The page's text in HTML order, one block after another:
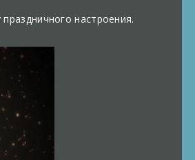
настроения.